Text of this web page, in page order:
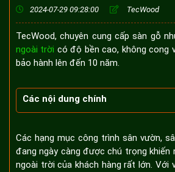
2024-07-29 09:28:00 TecWood
TecWood, chuyên cung cấp sàn gỗ
ngoài trời có độ bền cao, không cong
bảo hành lên đến 10 năm.
Các nội dung chính
1. Đặc điểm của sàn gỗ nhựa ngoài
Khả năng chống nước tốt
Chịu được nhiệt độ cao
Không bị côn trùng phá hoại
Các hạng mục công trình sân vườn,
đang ngày càng được chú trọng khiến
ngoài trời của khách hàng rất lớn. Với